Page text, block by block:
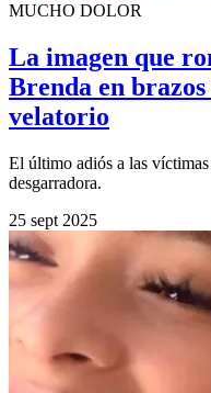
MUCHO DOLOR
La imagen que
Brenda en
velatorio
El último adiós a las
desgarradora.
25 sept 2025